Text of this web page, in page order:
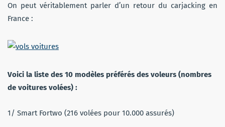
On peut véritablement parler d’un retour du carjacking en
France :
Voici la liste des 10 modèles préférés des voleurs (nombres
de voitures volées) :
1/ Smart Fortwo (216 volées pour 10.000 assurés)